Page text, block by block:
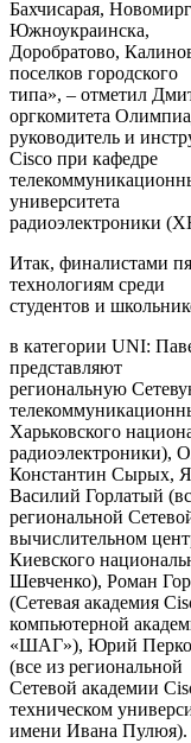
Бахчисарая,
Южноукраинска,
Доробратово,
поселков городского
типа», – отметил
оргкомитета
руководитель и
Cisco при кафедре
университета
радиоэлектроники
Итак, финалистами
технологиям среди
студентов и
в категории UNI:
представляют
региональную
Харьковского
радиоэлектроники),
Константин Сырых,
Василий Горлатый
региональной
вычислительном
Киевского
Шевченко), Роман
(Сетевая академия
компьютерной
«ШАГ»), Юрий
(все из региональной
Сетевой академии
техническом
имени Ивана Пулюя).